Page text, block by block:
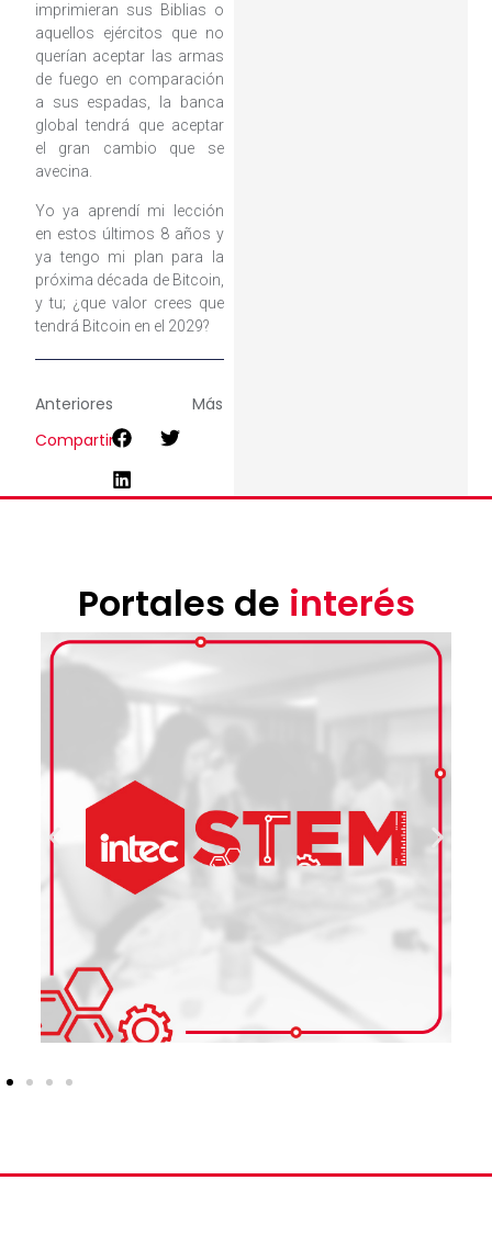
imprimieran sus Biblias o
aquellos ejércitos que no
querían aceptar las armas
de fuego en comparación
a sus espadas, la banca
global tendrá que aceptar
el gran cambio que se
avecina.
Yo ya aprendí mi lección
en estos últimos 8 años y
ya tengo mi plan para la
próxima década de Bitcoin,
y tu; ¿que valor crees que
tendrá Bitcoin en el 2029?
Anteriores
Más
Compartir
Portales de interés